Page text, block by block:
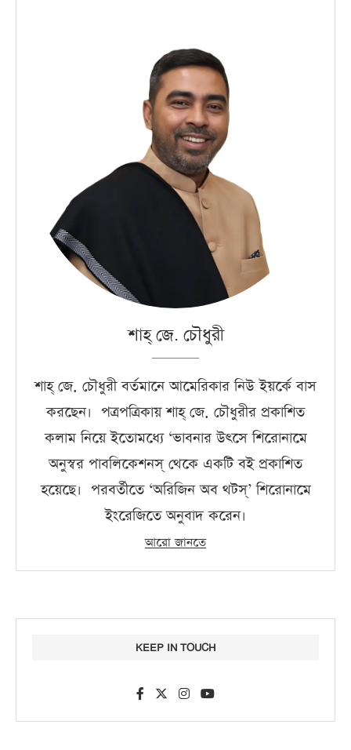
শাহ্‌ জে. চৌধুরী
শাহ্‌ জে. চৌধুরী বর্তমানে আমেরিকার নিউ ইয়র্কে বাস
করছেন। পত্রপত্রিকায় শাহ্‌ জে. চৌধুরীর প্রকাশিত
কলাম নিয়ে ইতোমধ্যে ‘ভাবনার উৎসে শিরোনামে
অনুস্বর পাবলিকেশনস্‌ থেকে একটি বই প্রকাশিত
হয়েছে। পরবর্তীতে ‘অরিজিন অব থটস্‌’ শিরোনামে
ইংরেজিতে অনুবাদ করেন।
আরো জানতে
KEEP IN TOUCH